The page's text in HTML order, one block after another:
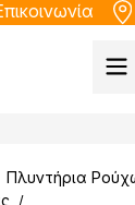
Πλυντήρια
/